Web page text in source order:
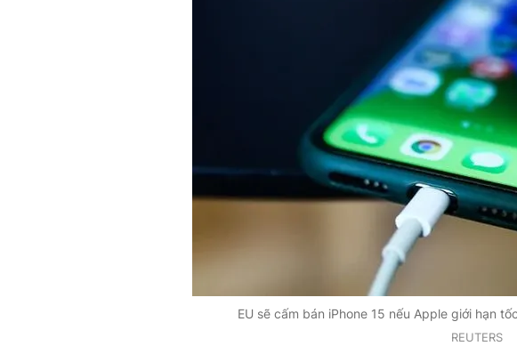
EU sẽ cấm bán iPhone 15 nếu Apple giới hạn
REUTERS